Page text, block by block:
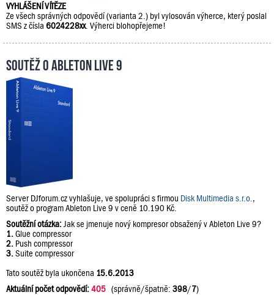
VYHLÁŠENÍ VÍTĚZE
Ze všech správných odpovědí (varianta 2.) byl vylosován výherce, který poslal
SMS z čísla 6024228xx. Výherci blohopřejeme!
Soutěž o Ableton Live 9
Server DJforum.cz vyhlašuje, ve spolupráci s firmou Disk Multimedia s.r.o.,
soutěž o program Ableton Live 9 v ceně 10.190 Kč.
Soutěžní otázka:Jak se jmenuje nový kompresor obsažený v Ableton Live 9?
1.Glue compressor
2. Push compressor
3.Suite compressor
Tato soutěž byla ukončena 15.6.2013
Aktuální počet odpovědí:405 (správně/špatně: 398/7)